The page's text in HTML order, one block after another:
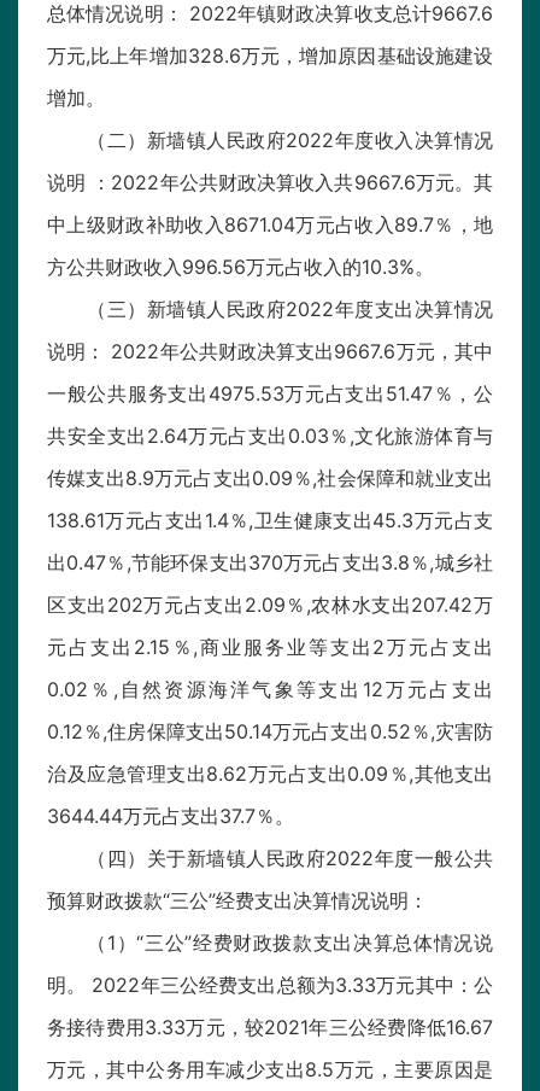
总体情况说明： 2022年镇财政决算收支总计9667.6
万元,比上年增加328.6万元，增加原因基础设施建设
增加。
（二）新墙镇人民政府2022年度收入决算情况
说明 ：2022年公共财政决算收入共9667.6万元。其
中上级财政补助收入8671.04万元占收入89.7％，地
方公共财政收入996.56万元占收入的10.3%。
（三）新墙镇人民政府2022年度支出决算情况
说明： 2022年公共财政决算支出9667.6万元，其中
一般公共服务支出4975.53万元占支出51.47％，公
共安全支出2.64万元占支出0.03％,文化旅游体育与
传媒支出8.9万元占支出0.09％,社会保障和就业支出
138.61万元占支出1.4％,卫生健康支出45.3万元占支
出0.47％,节能环保支出370万元占支出3.8％,城乡社
区支出202万元占支出2.09％,农林水支出207.42万
元占支出2.15％,商业服务业等支出2万元占支出
0.02％,自然资源海洋气象等支出12万元占支出
0.12％,住房保障支出50.14万元占支出0.52％,灾害防
治及应急管理支出8.62万元占支出0.09％,其他支出
3644.44万元占支出37.7％。
（四）关于新墙镇人民政府2022年度一般公共
预算财政拨款“三公”经费支出决算情况说明：
（1）“三公”经费财政拨款支出决算总体情况说
明。 2022年三公经费支出总额为3.33万元其中：公
务接待费用3.33万元，较2021年三公经费降低16.67
万元，其中公务用车减少支出8.5万元，主要原因是